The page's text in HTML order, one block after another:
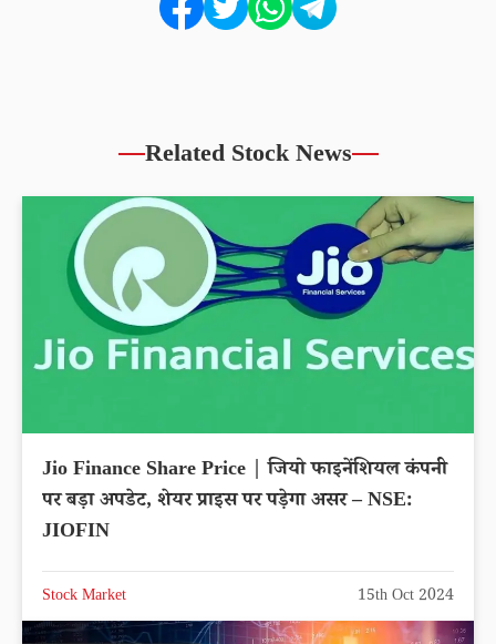
Related Stock News
Jio Finance Share Price | जियो फाइनेंशियल कंपनी
पर बड़ा अपडेट, शेयर प्राइस पर पड़ेगा असर – NSE:
JIOFIN
Stock Market 15th Oct 2024